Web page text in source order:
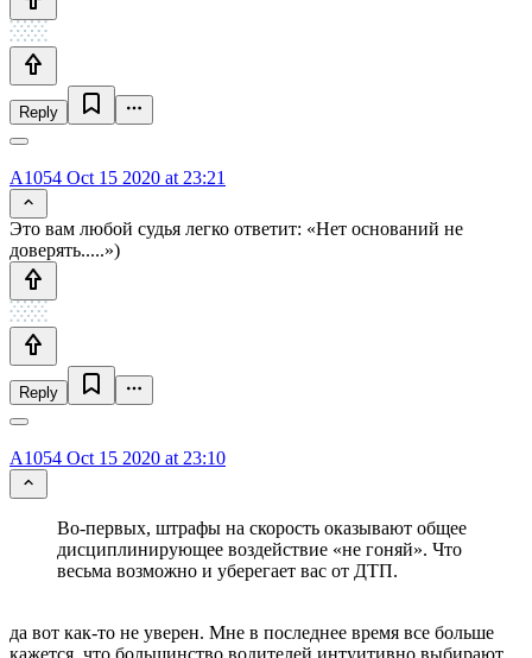
Reply
A1054 Oct 15 2020 at 23:21
Это вам любой судья легко ответит: «Нет оснований не
доверять.....»)
Reply
A1054 Oct 15 2020 at 23:10
Во-первых, штрафы на скорость оказывают общее
дисциплинирующее воздействие «не гоняй». Что
весьма возможно и уберегает вас от ДТП.
да вот как-то не уверен. Мне в последнее время все больше
кажется, что большинство водителей интуитивно выбирают